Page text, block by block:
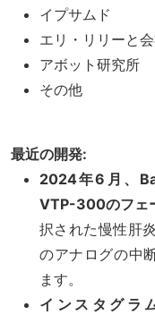
イプサムド
エリ・リリーと
アボット研究所
その他
最近の開発:
2024年6月、
VTP-300のフェ
択された慢性肝
のアナログの中
ます。
インスタグラ